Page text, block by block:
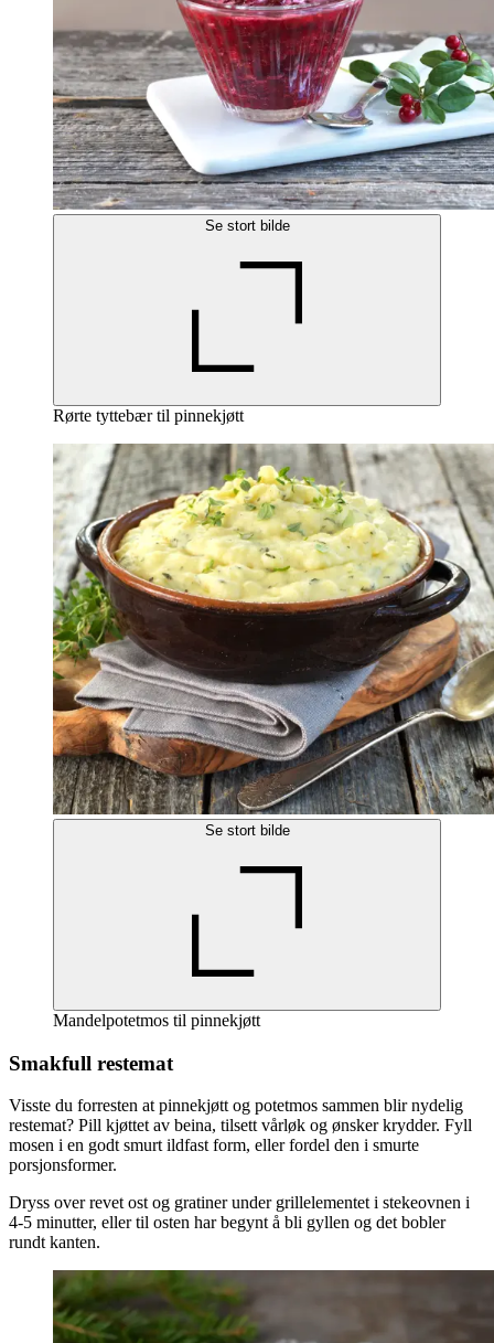
Se stort bilde
Rørte tyttebær til pinnekjøtt
Se stort bilde
Mandelpotetmos til pinnekjøtt
Smakfull restemat
Visste du forresten at pinnekjøtt og potetmos sammen blir nydelig
restemat? Pill kjøttet av beina, tilsett vårløk og ønsker krydder. Fyll
mosen i en godt smurt ildfast form, eller fordel den i smurte
porsjonsformer.
Dryss over revet ost og gratiner under grillelementet i stekeovnen i
4-5 minutter, eller til osten har begynt å bli gyllen og det bobler
rundt kanten.